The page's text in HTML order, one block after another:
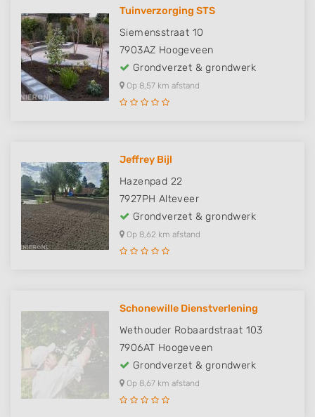
Tuinverzorging STS
Siemensstraat 10
7903AZ Hoogeveen
Grondverzet & grondwerk
Op 8,57 km afstand
Jeffrey Bijl
Hazenpad 22
7927PH Alteveer
Grondverzet & grondwerk
Op 8,62 km afstand
Schonewille Dienstverlening
Wethouder Robaardstraat 103
7906AT Hoogeveen
Grondverzet & grondwerk
Op 8,67 km afstand